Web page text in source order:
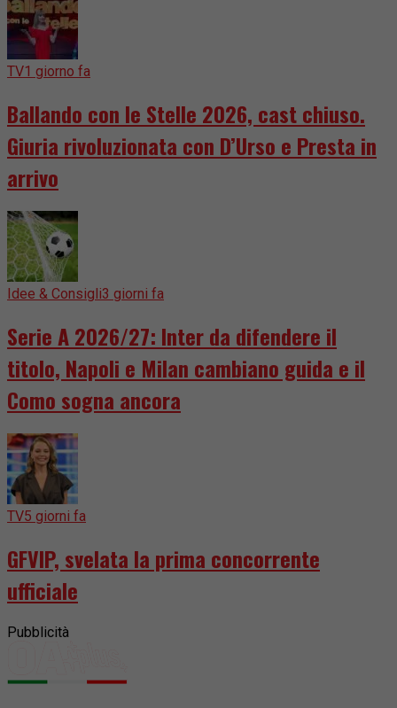
TV1 giorno fa
Ballando con le Stelle 2026, cast chiuso.
Giuria rivoluzionata con D’Urso e Presta in
arrivo
Idee & Consigli3 giorni fa
Serie A 2026/27: Inter da difendere il
titolo, Napoli e Milan cambiano guida e il
Como sogna ancora
TV5 giorni fa
GFVIP, svelata la prima concorrente
ufficiale
Pubblicità